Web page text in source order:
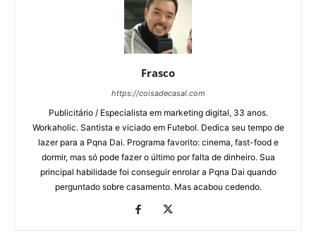
Frasco
https://coisadecasal.com
Publicitário / Especialista em marketing digital, 33 anos.
Workaholic. Santista e viciado em Futebol. Dedica seu tempo de
lazer para a Pqna Dai. Programa favorito: cinema, fast-food e
dormir, mas só pode fazer o último por falta de dinheiro. Sua
principal habilidade foi conseguir enrolar a Pqna Dai quando
perguntado sobre casamento. Mas acabou cedendo.